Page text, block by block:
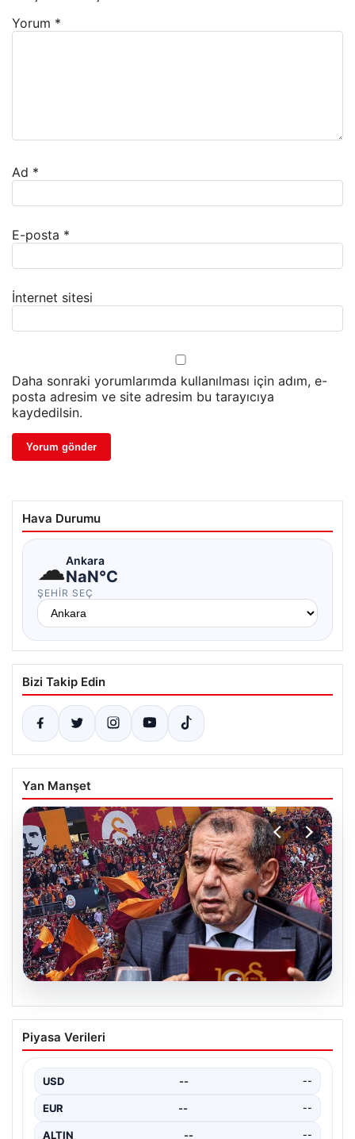
Yorum *
Ad *
E-posta *
İnternet sitesi
Daha sonraki yorumlarımda kullanılması için adım, e-
posta adresim ve site adresim bu tarayıcıya
kaydedilsin.
Hava Durumu
☁Ankara
NaN°C
ŞEHIR SEÇ
Bizi Takip Edin
Yan Manşet
Galatasaray taraftarından Rennes maçı
öncesi protesto! “Dursun Özbek,
{“title”: “Galatasaray Taraftarlarından Rennes Maçı
Neredeyse?'”, “content”: “…
Piyasa Verileri
USD -- --
EUR -- --
ALTIN -- --